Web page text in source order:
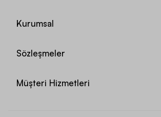
Kurumsal
Sözleşmeler
Müşteri Hizmetleri